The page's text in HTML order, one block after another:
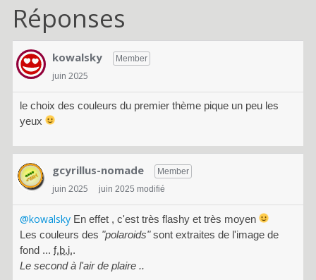
Réponses
kowalsky Member
juin 2025
le choix des couleurs du premier thème pique un peu les
yeux
gcyrillus-nomade Member
juin 2025 juin 2025 modifié
@kowalsky En effet , c'est très flashy et très moyen
Les couleurs des "polaroids"sont extraites de l'image de
fond ... f.b.i..
Le second à l'air de plaire ..